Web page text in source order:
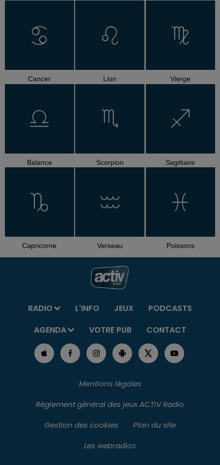
Cancer Lion Vierge
Balance Scorpion Sagittaire
Capricorne Verseau Poissons
RADIO L'INFO JEUX
PODCASTS
AGENDA
VOTRE PUB CONTACT
Mentions légales
Règlement général des jeux ACTIV Radio
Gestion des cookies
Plan du site
Les webradios